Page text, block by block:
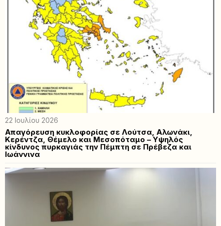
22 Ιουλίου 2026
Απαγόρευση κυκλοφορίας σε Λούτσα, Αλωνάκι,
Κερέντζα, Θέμελο και Μεσοπόταμο – Υψηλός
κίνδυνος πυρκαγιάς την Πέμπτη σε Πρέβεζα και
Ιωάννινα